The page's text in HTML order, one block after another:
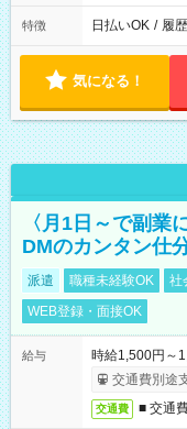
特徴 日払いOK / 履
気になる！
〈月1日～で副業
DMのカンタン仕
派遣 職種未経験OK 社
WEB登録・面接OK
給与
時給1,500円～
交通費別途
交通費 ■ 交通